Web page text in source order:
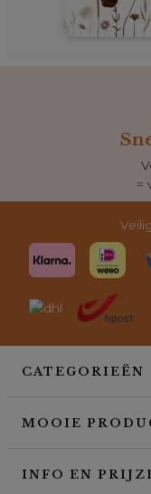
=
CATEGORIEËN
MOOIE
INFO EN